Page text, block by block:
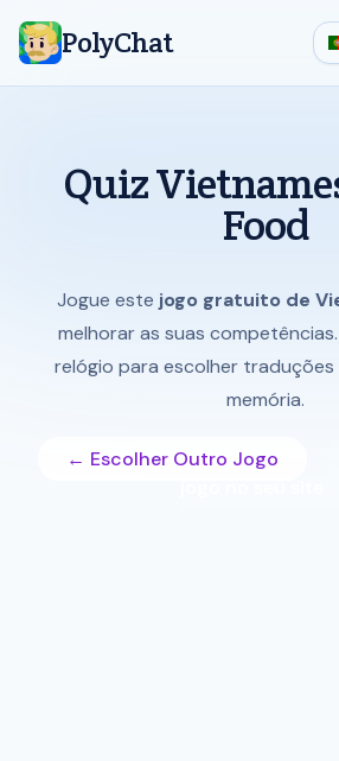
PolyChat
Quiz
Food
Jogue este jogo gratuito de
melhorar as suas
relógio para escolher traduções
memória.
← Escolher Outro Jogo